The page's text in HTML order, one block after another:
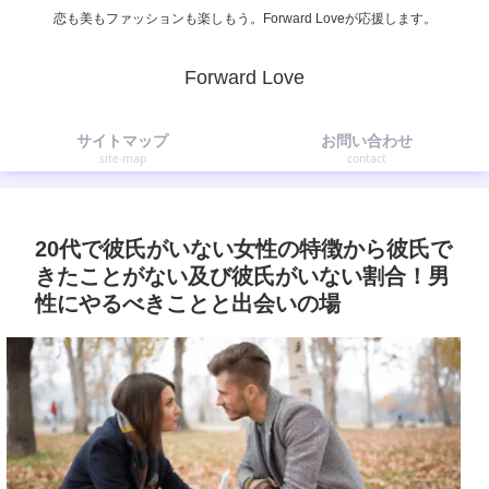
恋も美もファッションも楽しもう。Forward Loveが応援します。
Forward Love
サイトマップ
site-map
お問い合わせ
contact
20代で彼氏がいない女性の特徴から彼氏で
きたことがない及び彼氏がいない割合！男
性にやるべきことと出会いの場